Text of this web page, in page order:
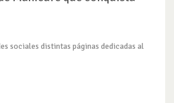
sociales distintas páginas dedicadas al